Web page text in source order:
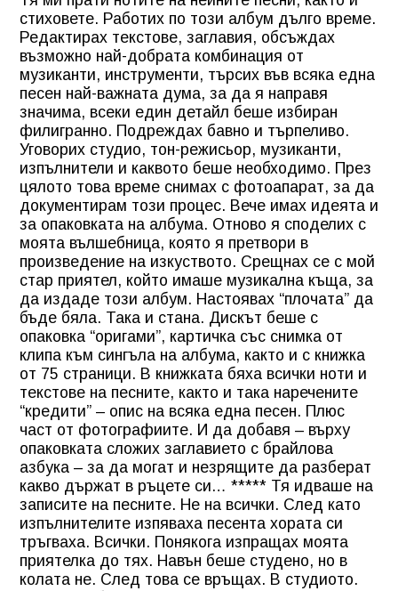
стиховете. Работих по този албум дълго време.
Редактирах текстове, заглавия, обсъждах
възможно най-добрата комбинация от
музиканти, инструменти, търсих във всяка една
песен най-важната дума, за да я направя
значима, всеки един детайл беше избиран
филигранно. Подреждах бавно и търпеливо.
Уговорих студио, тон-режисьор, музиканти,
изпълнители и каквото беше необходимо. През
цялото това време снимах с фотоапарат, за да
документирам този процес. Вече имах идеята и
за опаковката на албума. Отново я споделих с
моята вълшебница, която я претвори в
произведение на изкуството. Срещнах се с мой
стар приятел, който имаше музикална къща, за
да издаде този албум. Настоявах “плочата” да
бъде бяла. Така и стана. Дискът беше с
опаковка “оригами”, картичка със снимка от
клипа към сингъла на албума, както и с книжка
от 75 страници. В книжката бяха всички ноти и
текстове на песните, както и така наречените
“кредити” – опис на всяка една песен. Плюс
част от фотографиите. И да добавя – върху
опаковката сложих заглавието с брайлова
азбука – за да могат и незрящите да разберат
какво държат в ръцете си… ***** Тя идваше на
записите на песните. Не на всички. След като
изпълнителите изпяваха песента хората си
тръгваха. Всички. Понякога изпращах моята
приятелка до тях. Навън беше студено, но в
колата не. След това се връщах. В студиото.